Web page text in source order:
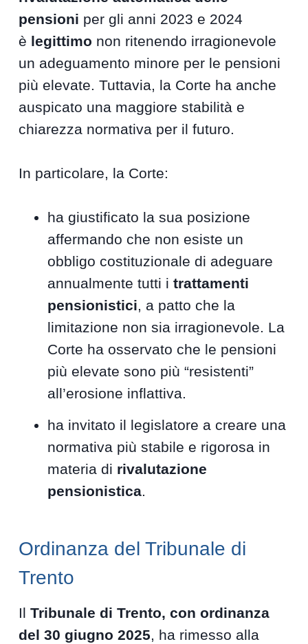
pensioni per gli anni 2023 e 2024
è legittimo non ritenendo irragionevole
un adeguamento minore per le pensioni
più elevate. Tuttavia, la Corte ha anche
auspicato una maggiore stabilità e
chiarezza normativa per il futuro.
In particolare, la Corte:
ha giustificato la sua posizione
affermando che non esiste un
obbligo costituzionale di adeguare
annualmente tutti itrattamenti
pensionistici, a patto che la
limitazione non sia irragionevole. La
Corte ha osservato che le pensioni
più elevate sono più “resistenti”
all’erosione inflattiva.
ha invitato il legislatore a creare una
normativa più stabile e rigorosa in
materia di rivalutazione
pensionistica.
Ordinanza del Tribunale di
Trento
IlTribunale di Trento, con ordinanza
del 30 giugno 2025, ha rimesso alla